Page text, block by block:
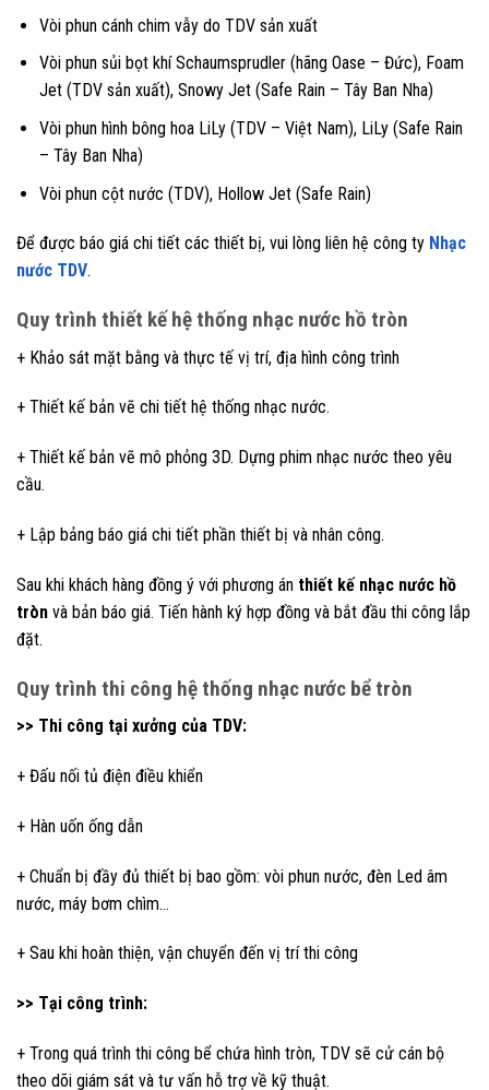
Vòi phun cánh chim vẫy do TDV sản xuất
Vòi phun sủi bọt khí Schaumsprudler (hãng Oase – Đức), Foam
Jet (TDV sản xuất), Snowy Jet (Safe Rain – Tây Ban Nha)
Vòi phun hình bông hoa LiLy (TDV – Việt Nam), LiLy (Safe Rain
– Tây Ban Nha)
Vòi phun cột nước (TDV), Hollow Jet (Safe Rain)
Để được báo giá chi tiết các thiết bị, vui lòng liên hệ công ty Nhạc
nước TDV.
Quy trình thiết kế hệ thống nhạc nước hồ tròn
+ Khảo sát mặt bằng và thực tế vị trí, địa hình công trình
+ Thiết kế bản vẽ chi tiết hệ thống nhạc nước.
+ Thiết kế bản vẽ mô phỏng 3D. Dựng phim nhạc nước theo yêu
cầu.
+ Lập bảng báo giá chi tiết phần thiết bị và nhân công.
Sau khi khách hàng đồng ý với phương án thiết kế nhạc nước hồ
tròn và bản báo giá. Tiến hành ký hợp đồng và bắt đầu thi công lắp
đặt.
Quy trình thi công hệ thống nhạc nước bể tròn
>> Thi công tại xưởng của TDV:
+ Đấu nối tủ điện điều khiển
+ Hàn uốn ống dẫn
+ Chuẩn bị đầy đủ thiết bị bao gồm: vòi phun nước, đèn Led âm
nước, máy bơm chìm…
+ Sau khi hoàn thiện, vận chuyển đến vị trí thi công
>> Tại công trình:
+ Trong quá trình thi công bể chứa hình tròn, TDV sẽ cử cán bộ
theo dõi giám sát và tư vấn hỗ trợ về kỹ thuật.